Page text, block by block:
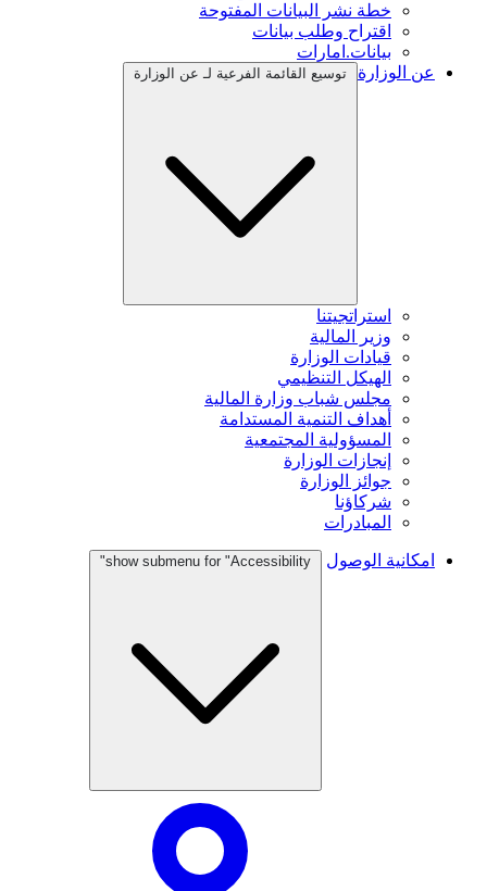
خطة نشر البيانات المفتوحة
اقتراح وطلب بيانات
بيانات.امارات
عن الوزارة
توسيع القائمة الفرعية لـ عن الوزارة
استراتجيتنا
وزير المالية
قيادات الوزارة
الهيكل التنظيمي
مجلس شباب وزارة المالية
أهداف التنمية المستدامة
المسؤولية المجتمعية
إنجازات الوزارة
جوائز الوزارة
شركاؤنا
المبادرات
امكانية الوصول show submenu for "Accessibility"